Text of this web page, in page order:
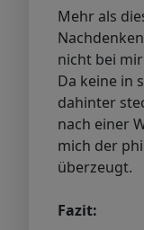
Mehr als
nicht bei
Da keine in
dahinter
nach einer
mich der
überzeugt.
Fazit: